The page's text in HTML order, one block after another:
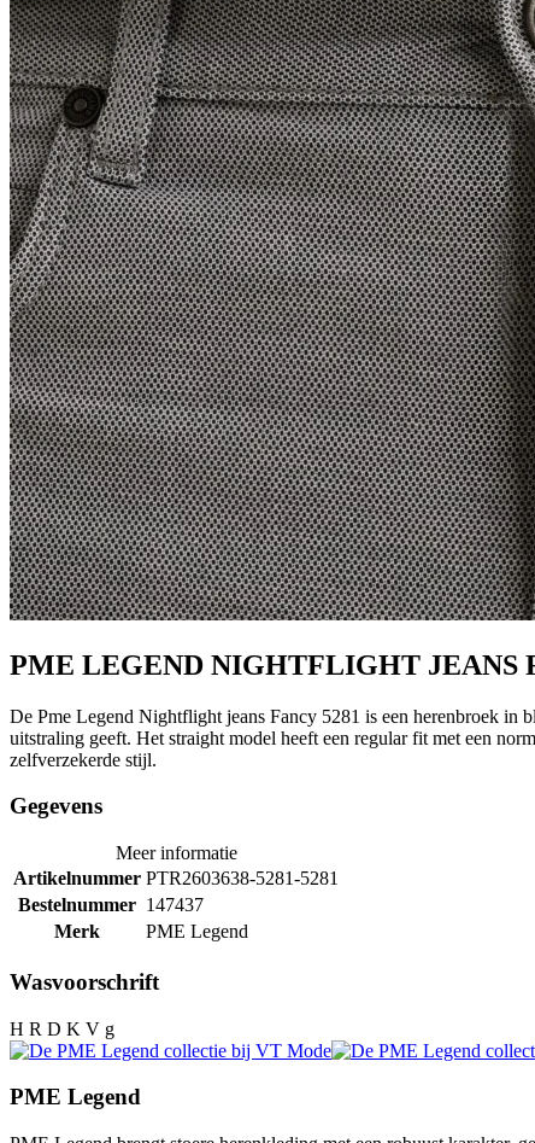
PME LEGEND NIGHTFLIGHT JEANS
De Pme Legend Nightflight jeans Fancy 5281 is een herenbroek in
uitstraling geeft. Het straight model heeft een regular fit met een
zelfverzekerde stijl.
Gegevens
Meer informatie
Artikelnummer PTR2603638-5281-5281
Bestelnummer 147437
Merk
PME Legend
Wasvoorschrift
H R D K V g
PME Legend